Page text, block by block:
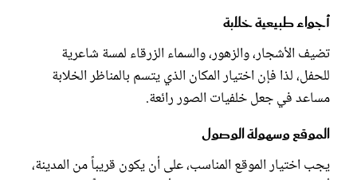
أجواء طبيعية خلابة
تضيف الأشجار، والزهور، والسماء الزرقاء لمسة شاعرية
للحفل، لذا فإن اختيار المكان الذي يتسم بالمناظر الخلابة
مساعد في جعل خلفيات الصور رائعة.
الموقع وسهولة الوصول
يجب اختيار الموقع المناسب، على أن يكون قريباً من المدينة،